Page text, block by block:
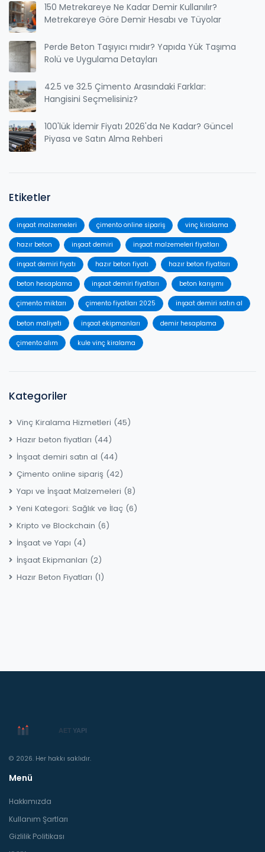
150 Metrekareye Ne Kadar Demir Kullanılır?
Metrekareye Göre Demir Hesabı ve Tüyolar
Perde Beton Taşıyıcı mıdır? Yapıda Yük Taşıma
Rolü ve Uygulama Detayları
42.5 ve 32.5 Çimento Arasındaki Farklar:
Hangisini Seçmelisiniz?
100'lük İdemir Fiyatı 2026'da Ne Kadar? Güncel
Piyasa ve Satın Alma Rehberi
Etiketler
inşaat malzemeleri çimento online sipariş vinç kiralama
hazır beton inşaat demiri inşaat malzemeleri fiyatları
inşaat demiri fiyatı hazır beton fiyatı hazır beton fiyatları
beton hesaplama inşaat demiri fiyatları beton karışımı
çimento miktarı çimento fiyatları 2025 inşaat demiri satın al
beton maliyeti inşaat ekipmanları demir hesaplama
çimento alım kule vinç kiralama
Kategoriler
Vinç Kiralama Hizmetleri (45)
Hazır beton fiyatları (44)
İnşaat demiri satın al (44)
Çimento online sipariş (42)
Yapı ve İnşaat Malzemeleri (8)
Yeni Kategori: Sağlık ve İlaç (6)
Kripto ve Blockchain (6)
İnşaat ve Yapı (4)
İnşaat Ekipmanları (2)
Hazır Beton Fiyatları (1)
© 2026. Her hakkı saklıdır.
Menü
Hakkımızda
Kullanım Şartları
Gizlilik Politikası